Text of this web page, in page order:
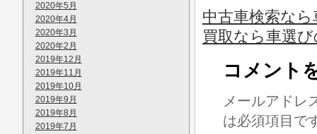
2020年5月
2020年4月
2020年3月
2020年2月
2019年12月
2019年11月
2019年10月
2019年9月
2019年8月
2019年7月
中古車検索な
買取なら車選
コメント
メールアドレ
は必須項目で